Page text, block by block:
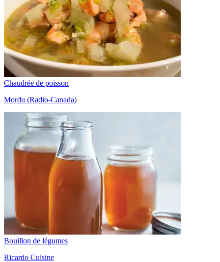
Chaudrée de poisson
Mordu (Radio-Canada)
Bouillon de légumes
Ricardo Cuisine